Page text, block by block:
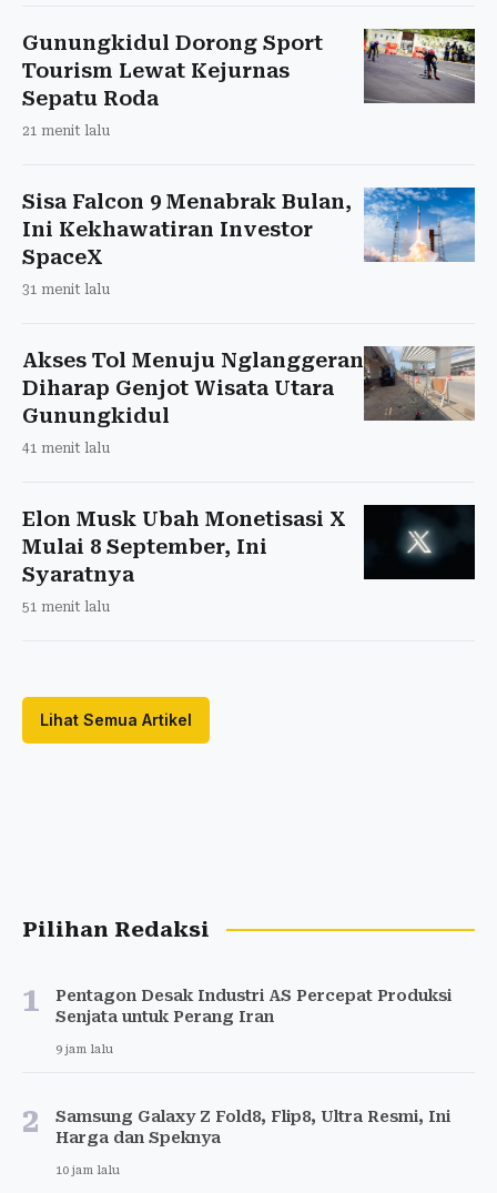
Gunungkidul Dorong Sport
Tourism Lewat Kejurnas
Sepatu Roda
21 menit lalu
Sisa Falcon 9 Menabrak Bulan,
Ini Kekhawatiran Investor
SpaceX
31 menit lalu
Akses Tol Menuju Nglanggeran
Diharap Genjot Wisata Utara
Gunungkidul
41 menit lalu
Elon Musk Ubah Monetisasi X
Mulai 8 September, Ini
Syaratnya
51 menit lalu
Lihat Semua Artikel
Pilihan Redaksi
1
Pentagon Desak Industri AS Percepat Produksi
Senjata untuk Perang Iran
9 jam lalu
2
Samsung Galaxy Z Fold8, Flip8, Ultra Resmi, Ini
Harga dan Speknya
10 jam lalu